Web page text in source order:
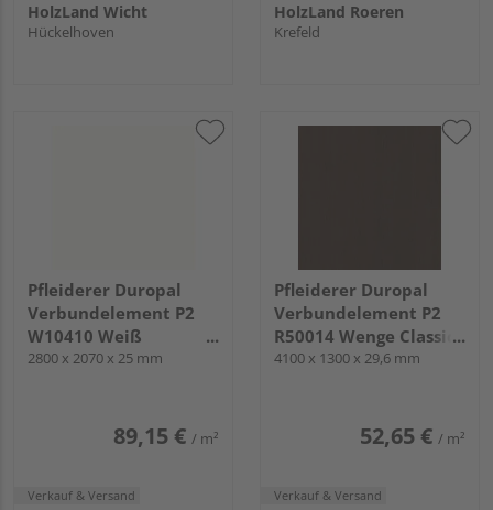
HolzLand Wicht
Hückelhoven
HolzLand Roeren
Krefeld
Pfleiderer Duropal
Verbundelement P2
W10410 Weiß
deckend, VV
2800 x 2070 x 25 mm
89,15 € / m²
Verkauf & Versand
Pfleiderer Duropal
Verbundelement P2
R50014 Wenge Classic,
MO
4100 x 1300 x 29,6 mm
52,65 € / m²
Verkauf & Versand